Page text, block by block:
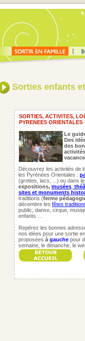
Sorties enfants
SORTIES, ACTIVITES,
PYRENEES ORIENTALES
Le
Des
des
Découvrez les activités de
les Pyrénées Orientales :
(grottes, lacs, ...) ou dans
expositions, musées
sites et monuments
traditions (ferme
décembre les fêtes
public, danse, cirque,
enfants ...
Repérez les bonnes
nos idées pour une sortie
proposées à gauche pour
semaine, le dimanche, le